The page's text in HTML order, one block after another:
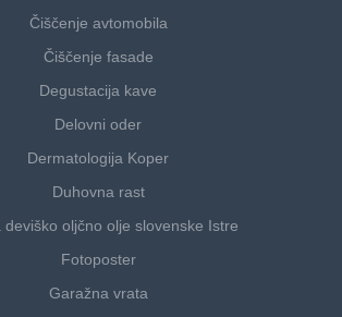
Čiščenje avtomobila
Čiščenje fasade
Degustacija kave
Delovni oder
Dermatologija Koper
Duhovna rast
deviško oljčno olje slovenske Istre
Fotoposter
Garažna vrata